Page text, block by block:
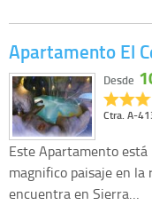
Apartamento El
Ctra. A-
Desde
Este Apartamento está
magnifico paisaje en la
encuentra en Sierra…